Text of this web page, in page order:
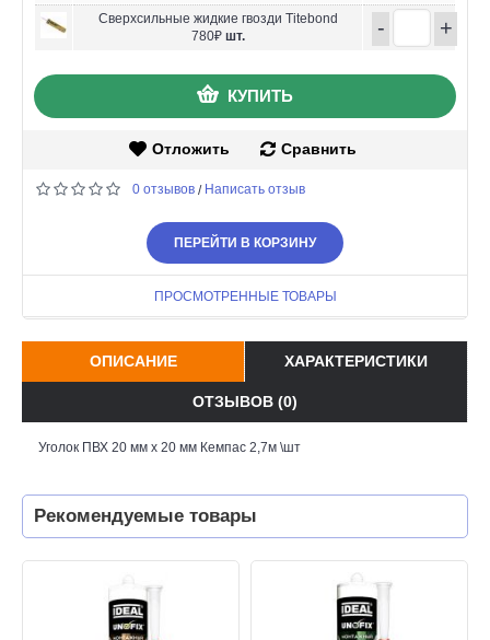
Сверхсильные жидкие гвозди Titebond
780₽ шт. - +
КУПИТЬ
Отложить Сравнить
0 отзывов / Написать отзыв
ПЕРЕЙТИ В КОРЗИНУ
ПРОСМОТРЕННЫЕ ТОВАРЫ
ОПИСАНИЕ ХАРАКТЕРИСТИКИ
ОТЗЫВОВ (0)
Уголок ПВХ 20 мм х 20 мм Кемпас 2,7м \шт
Рекомендуемые товары